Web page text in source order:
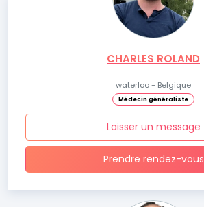
CHARLES ROLAND
waterloo - Belgique
Médecin généraliste
Laisser un message
Prendre rendez-vous